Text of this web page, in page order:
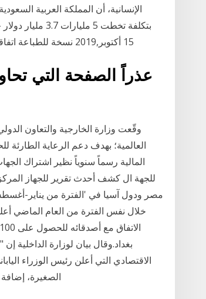
15 أكتوبر,2019 نسخة للطباعة اتفاقية التجارة الحرة تعكس العلاقات التاريخية والسياسية بين البلدين
عذراً الصفحة التي
وقّعت وزارة الخارجية والتعاون
العالمية؛ بهدف دعم الرعاية الطارئة
المالية رسماً سنوياً نظير اشتراك
للجهة ال كشف أحدث تقرير للجهاز
خلال نفس الفترة من العام الماضي
الاقتصادي التي أعلن رئيس الوزراء
الصغيرة، إضافة